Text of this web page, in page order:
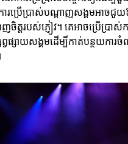
រប្រើប្រាស់បណ្តាញសង្គមអាច
ញចិត្តរបស់ភ្ញៀវ។ គេអាចប្រើប្រាស់
ព្វផ្សាយសង្គមដើម្បីកាត់បន្ថយកា